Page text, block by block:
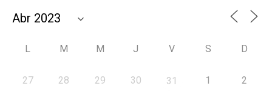
L M M J V S D
27 28 29 30 31 1 2